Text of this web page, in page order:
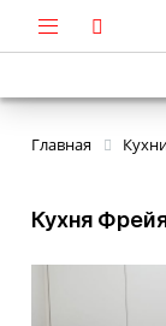
Главная
Кухня